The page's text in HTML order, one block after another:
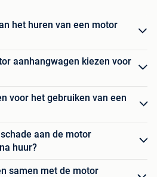
het huren van een motor
aanhangwagen kiezen voor
voor het gebruiken van een
aan de motor
huur?
samen met de motor